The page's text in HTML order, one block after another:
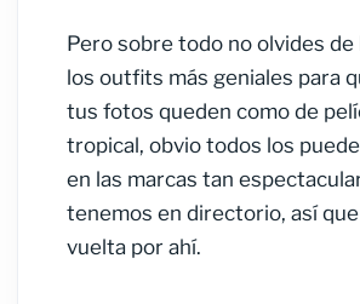
Pero sobre todo no olvides
los outfits más geniales para
tus fotos queden como de
tropical, obvio todos los
en las marcas tan
tenemos en directorio, así
vuelta por ahí.